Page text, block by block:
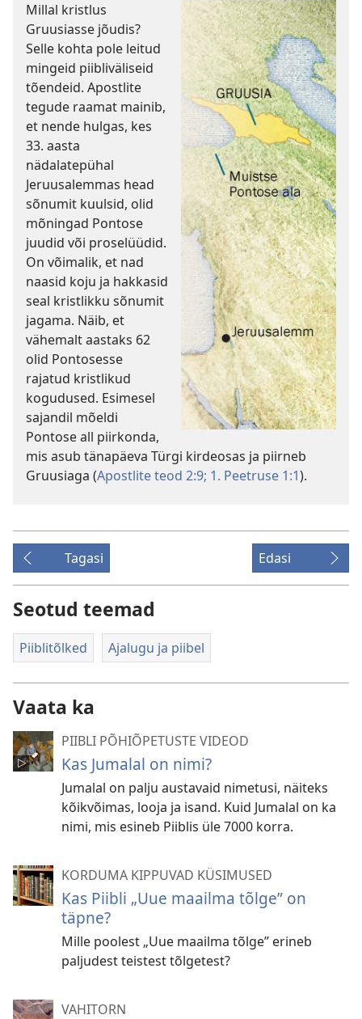
Millal kristlus
Gruusiasse jõudis?
Selle kohta pole leitud
mingeid piibliväliseid
tõendeid. Apostlite
tegude raamat mainib,
et nende hulgas, kes
33. aasta
nädalatepühal
Jeruusalemmas head
sõnumit kuulsid, olid
mõningad Pontose
juudid või proselüüdid.
On võimalik, et nad
naasid koju ja hakkasid
seal kristlikku sõnumit
jagama. Näib, et
vähemalt aastaks 62
olid Pontosesse
rajatud kristlikud
kogudused. Esimesel
sajandil mõeldi
Pontose all piirkonda,
mis asub tänapäeva Türgi kirdeosas ja piirneb
Gruusiaga (Apostlite teod 2:9; 1. Peetruse 1:1).
Tagasi Edasi
Seotud teemad
Piiblitõlked Ajalugu ja piibel
Vaata ka
PIIBLI PÕHIÕPETUSTE VIDEOD
Kas Jumalal on nimi?
Jumalal on palju austavaid nimetusi, näiteks
kõikvõimas, looja ja isand. Kuid Jumalal on ka
nimi, mis esineb Piiblis üle 7000 korra.
KORDUMA KIPPUVAD KÜSIMUSED
Kas Piibli „Uue maailma tõlge” on
täpne?
Mille poolest „Uue maailma tõlge” erineb
paljudest teistest tõlgetest?
VAHITORN